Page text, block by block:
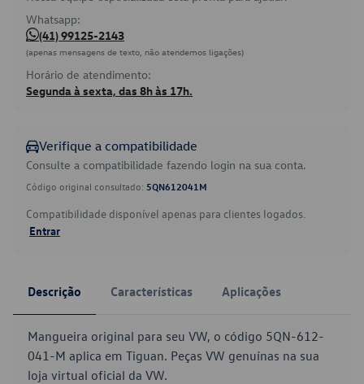
Whatsapp:
(41) 99125-2143
(apenas mensagens de texto, não atendemos ligações)
Horário de atendimento:
Segunda à sexta, das 8h às 17h.
Verifique a compatibilidade
Consulte a compatibilidade fazendo login na sua conta.
Código original consultado: 5QN612041M
Compatibilidade disponível apenas para clientes logados.
Entrar
Descrição Características Aplicações
Mangueira original para seu VW, o código 5QN-612-
041-M aplica em Tiguan. Peças VW genuínas na sua
loja virtual oficial da VW.